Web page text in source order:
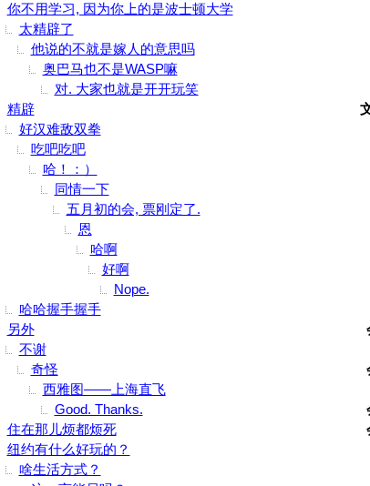
你不用学习, 因为你上的是波士顿大学
太精辟了
他说的不就是嫁人的意思吗
奥巴马也不是WASP嘛
对. 大家也就是开开玩笑
精辟
好汉难敌双拳
吃吧吃吧
哈！：）
同情一下
五月初的会, 票刚定了.
恩
哈啊
好啊
Nope.
哈哈握手握手
另外
不谢
奇怪
西雅图——上海直飞
Good. Thanks.
住在那儿烦都烦死
纽约有什么好玩的？
啥生活方式？